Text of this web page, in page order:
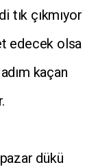
tık çıkmıyor
edecek olsa
kaçan
dükü